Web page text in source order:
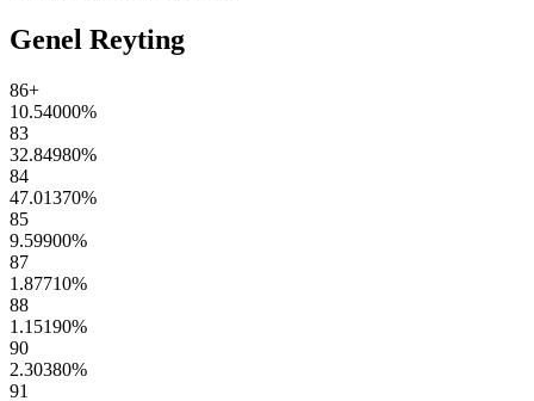
Genel Reyting
86+
10.54000%
83
32.84980%
84
47.01370%
85
9.59900%
87
1.87710%
88
1.15190%
90
2.30380%
91